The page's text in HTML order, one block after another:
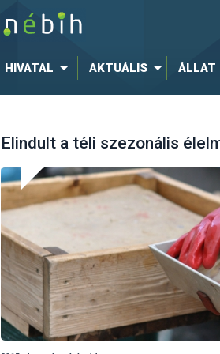
HIVATAL AKTUÁLIS ÁLLAT
Elindult a téli szezonális